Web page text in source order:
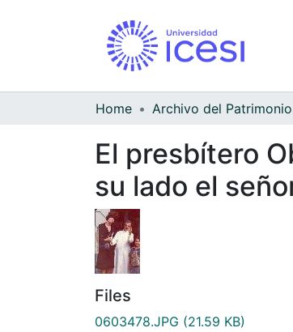
Home
El presbítero
su lado el
Files
0603478.JPG (21.59 KB)